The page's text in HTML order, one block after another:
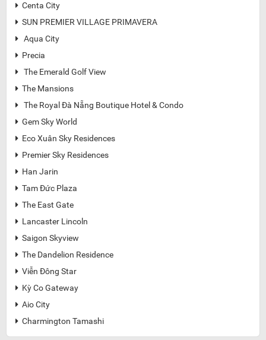
 Centa City
 SUN PREMIER VILLAGE PRIMAVERA
 Aqua City
 Precia
 The Emerald Golf View
 The Mansions
 The Royal Đà Nẵng Boutique Hotel & Condo
 Gem Sky World
 Eco Xuân Sky Residences
 Premier Sky Residences
 Han Jarin
 Tam Đức Plaza
 The East Gate
 Lancaster Lincoln
 Saigon Skyview
 The Dandelion Residence
 Viễn Đông Star
 Kỳ Co Gateway
 Aio City
 Charmington Tamashi